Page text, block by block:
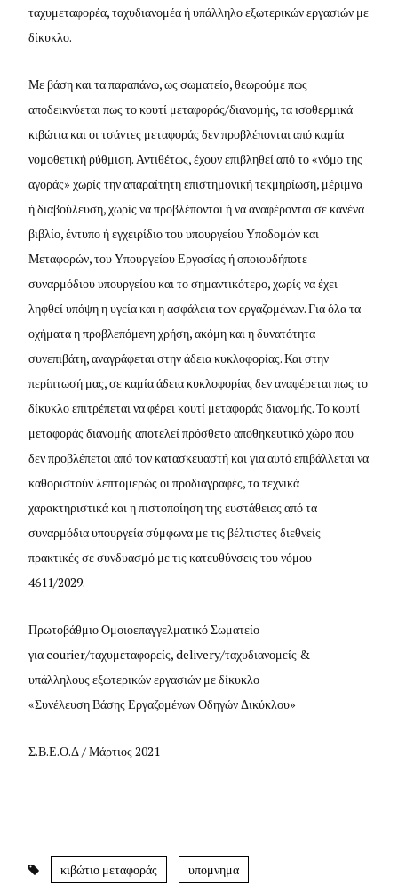
ταχυμεταφορέα, ταχυδιανομέα ή υπάλληλο εξωτερικών εργασιών με
δίκυκλο.
Με βάση και τα παραπάνω, ως σωματείο, θεωρούμε πως
αποδεικνύεται πως το κουτί μεταφοράς/διανομής, τα ισοθερμικά
κιβώτια και οι τσάντες μεταφοράς δεν προβλέπονται από καμία
νομοθετική ρύθμιση. Αντιθέτως, έχουν επιβληθεί από το «νόμο της
αγοράς» χωρίς την απαραίτητη επιστημονική τεκμηρίωση, μέριμνα
ή διαβούλευση, χωρίς να προβλέπονται ή να αναφέρονται σε κανένα
βιβλίο, έντυπο ή εγχειρίδιο του υπουργείου Υποδομών και
Μεταφορών, του Υπουργείου Εργασίας ή οποιουδήποτε
συναρμόδιου υπουργείου και το σημαντικότερο, χωρίς να έχει
ληφθεί υπόψη η υγεία και η ασφάλεια των εργαζομένων. Για όλα τα
οχήματα η προβλεπόμενη χρήση, ακόμη και η δυνατότητα
συνεπιβάτη, αναγράφεται στην άδεια κυκλοφορίας. Και στην
περίπτωσή μας, σε καμία άδεια κυκλοφορίας δεν αναφέρεται πως το
δίκυκλο επιτρέπεται να φέρει κουτί μεταφοράς διανομής. Το κουτί
μεταφοράς διανομής αποτελεί πρόσθετο αποθηκευτικό χώρο που
δεν προβλέπεται από τον κατασκευαστή και για αυτό επιβάλλεται να
καθοριστούν λεπτομερώς οι προδιαγραφές, τα τεχνικά
χαρακτηριστικά και η πιστοποίηση της ευστάθειας από τα
συναρμόδια υπουργεία σύμφωνα με τις βέλτιστες διεθνείς
πρακτικές σε συνδυασμό με τις κατευθύνσεις του νόμου
4611/2029.
Πρωτοβάθμιο Ομοιοεπαγγελματικό Σωματείο
γιαcourier/ταχυμεταφορείς,delivery/ταχυδιανομείς &
υπάλληλους εξωτερικών εργασιών με δίκυκλο
«Συνέλευση Βάσης Εργαζομένων Οδηγών Δικύκλου»
Σ.Β.Ε.Ο.Δ / Μάρτιος 2021
κιβώτιο μεταφοράς υπομνημα